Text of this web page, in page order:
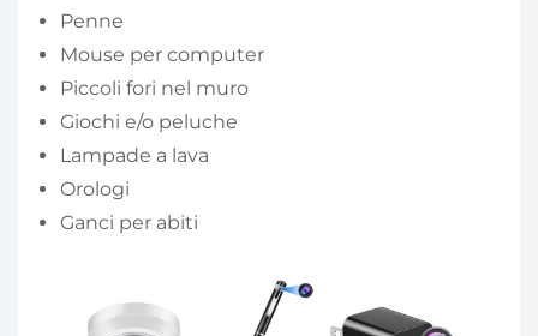
Penne
Mouse per computer
Piccoli fori nel muro
Giochi e/o peluche
Lampade a lava
Orologi
Ganci per abiti